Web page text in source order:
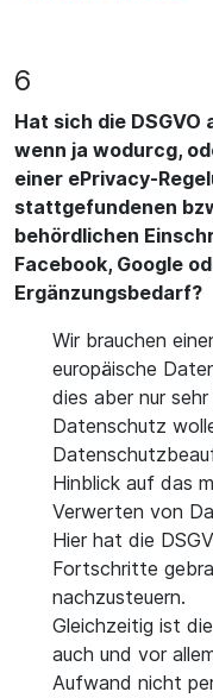
6
Hat sich die
wenn ja wodurcg,
einer ePrivacy-
stattgefundenen
behördlichen
Facebook, Google
Ergänzungsbedarf?
Wir brauchen
europäische
dies aber nur
Datenschutz
Hinblick auf das
Verwerten von
Hier hat die
Fortschritte
nachzusteuern.
Gleichzeitig ist
auch und vor
Aufwand nicht